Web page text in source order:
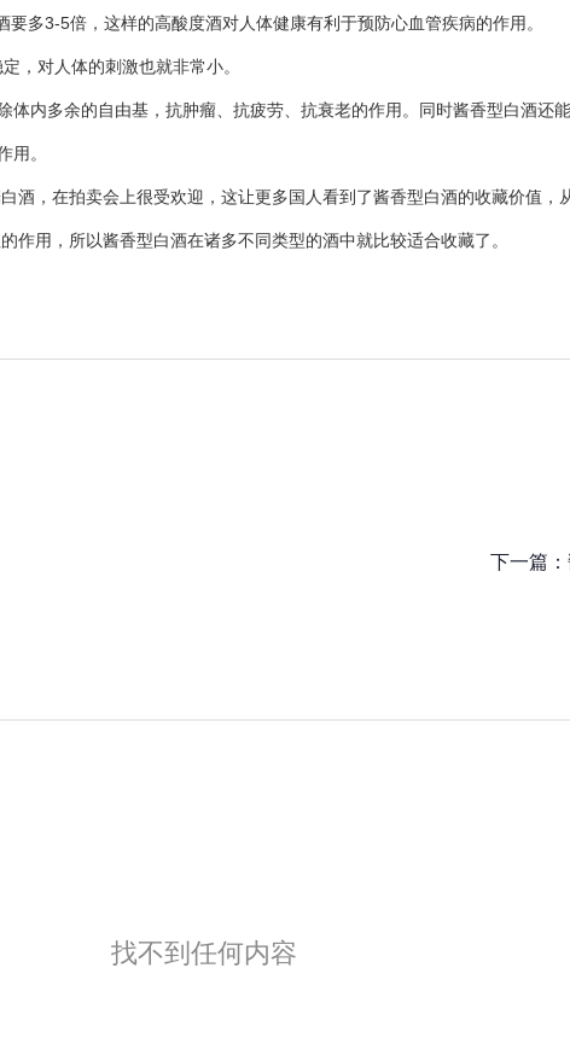
3-5倍，这样的高酸度酒对人体健康有利于预防心血管疾病的作用。
对人体的刺激也就非常小。
多余的自由基，抗肿瘤、抗疲劳、抗衰老的作用。同时酱香型白酒还
用。
在拍卖会上很受欢迎，这让更多国人看到了酱香型白酒的收藏价值，
用，所以酱香型白酒在诸多不同类型的酒中就比较适合收藏了。
下一篇：
找不到任何内容